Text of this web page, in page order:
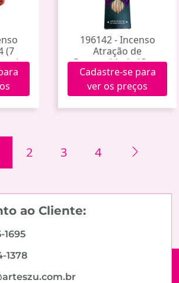
(7
196142 - Incenso
Atração de
Prosperidade (Casa
Rittua)
Cadastre-se para
ver os preços
2 3 4
ao Cliente:
1695
1378